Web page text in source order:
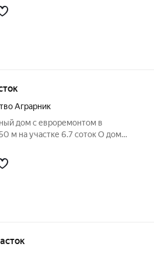
два ряда кирпича, бетонное
Аграрник
дом с евроремонтом в
участке 6.7 соток О доме:
стандартам. Вам